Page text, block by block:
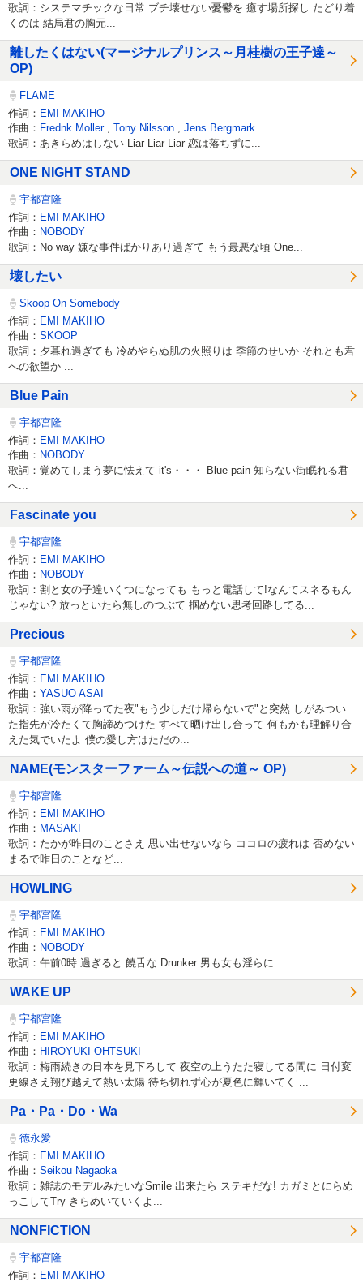
歌詞：システマチックな日常 ブチ壊せない憂鬱を 癒す場所探し たどり着
くのは 結局君の胸元...
離したくはない(マージナルプリンス～月桂樹の王子達～
OP)
FLAME
作詞： EMI MAKIHO
作曲： Frednk Moller Tony Nilsson Jens Bergmark
歌詞：あきらめはしない Liar Liar Liar 恋は落ちずに...
ONE NIGHT STAND
宇都宮隆
作詞： EMI MAKIHO
作曲： NOBODY
歌詞：No way 嫌な事件ばかりあり過ぎて もう最悪な頃 One...
壊したい
Skoop On Somebody
作詞： EMI MAKIHO
作曲： SKOOP
歌詞：夕暮れ過ぎても 冷めやらぬ肌の火照りは 季節のせいか それとも君
への欲望か ...
Blue Pain
宇都宮隆
作詞： EMI MAKIHO
作曲： NOBODY
歌詞：覚めてしまう夢に怯えて it's・・・ Blue pain 知らない街眠れる君
へ...
Fascinate you
宇都宮隆
作詞： EMI MAKIHO
作曲： NOBODY
歌詞：割と女の子達いくつになっても もっと電話して!なんてスネるもん
じゃない? 放っといたら無しのつぶて 掴めない思考回路してる...
Precious
宇都宮隆
作詞： EMI MAKIHO
作曲： YASUO ASAI
歌詞：強い雨が降ってた夜"もう少しだけ帰らないで"と突然 しがみつい
た指先が冷たくて胸諦めつけた すべて晒け出し合って 何もかも理解り合
えた気でいたよ 僕の愛し方はただの...
NAME(モンスターファーム～伝説への道～ OP)
宇都宮隆
作詞： EMI MAKIHO
作曲： MASAKI
歌詞：たかが昨日のことさえ 思い出せないなら ココロの疲れは 否めない
まるで昨日のことなど...
HOWLING
宇都宮隆
作詞： EMI MAKIHO
作曲： NOBODY
歌詞：午前0時 過ぎると 饒舌な Drunker 男も女も淫らに...
WAKE UP
宇都宮隆
作詞： EMI MAKIHO
作曲： HIROYUKI OHTSUKI
歌詞：梅雨続きの日本を見下ろして 夜空の上うたた寝してる間に 日付変
更線さえ翔び越えて熱い太陽 待ち切れず心が夏色に輝いてく ...
Pa・Pa・Do・Wa
徳永愛
作詞： EMI MAKIHO
作曲： Seikou Nagaoka
歌詞：雑誌のモデルみたいなSmile 出来たら ステキだな! カガミとにらめ
っこしてTry きらめいていくよ...
NONFICTION
宇都宮隆
作詞： EMI MAKIHO